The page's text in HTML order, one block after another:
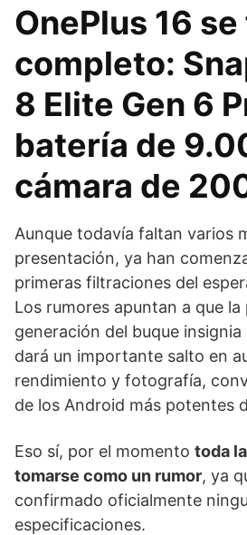
OnePlus 16
completo:
8 Elite Gen 6
batería de
cámara de
Aunque todavía faltan varios
presentación, ya han
primeras filtraciones del
Los rumores apuntan a que la
generación del buque insignia
dará un importante salto en
rendimiento y fotografía,
de los Android más potentes
Eso sí, por el momento toda
tomarse como un rumor, ya
confirmado oficialmente
especificaciones.